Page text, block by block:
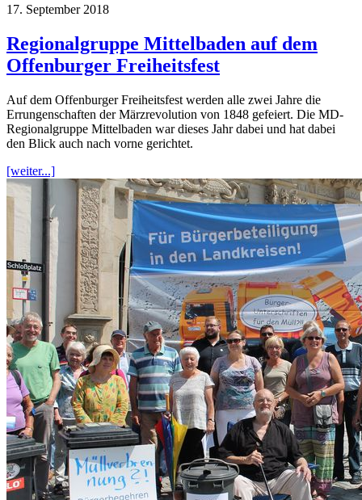
17. September 2018
Regionalgruppe Mittelbaden auf dem
Offenburger Freiheitsfest
Auf dem Offenburger Freiheitsfest werden alle zwei Jahre die
Errungenschaften der Märzrevolution von 1848 gefeiert. Die MD-
Regionalgruppe Mittelbaden war dieses Jahr dabei und hat dabei
den Blick auch nach vorne gerichtet.
[weiter...]